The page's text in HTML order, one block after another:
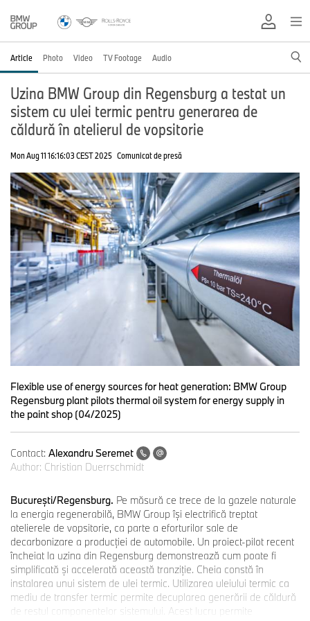
Article Photo Video TV Footage Audio
Uzina BMW Group din Regensburg a testat un
sistem cu ulei termic pentru generarea de
căldură în atelierul de vopsitorie
Mon Aug 11 16:16:03 CEST 2025 Comunicat de presă
Flexible use of energy sources for heat generation: BMW Group
Regensburg plant pilots thermal oil system for energy supply in
the paint shop (04/2025)
Contact: Alexandru Seremet
Author: Christian Duerrschmidt
Bucureşti/Regensburg. Pe măsură ce trece de la gazele naturale
la energia regenerabilă, BMW Group îşi electrifică treptat
atelierele de vopsitorie, ca parte a eforturilor sale de
decarbonizare a producţiei de automobile. Un proiect-pilot recent
încheiat la uzina din Regensburg demonstrează cum poate fi
simplificată şi accelerată această tranziţie. Cheia constă în
instalarea unui sistem de ulei termic. Utilizarea uleiului termic ca
mediu de transfer termic permite decuplarea generării de căldură
de restul componentelor sistemului. Acest lucru permite